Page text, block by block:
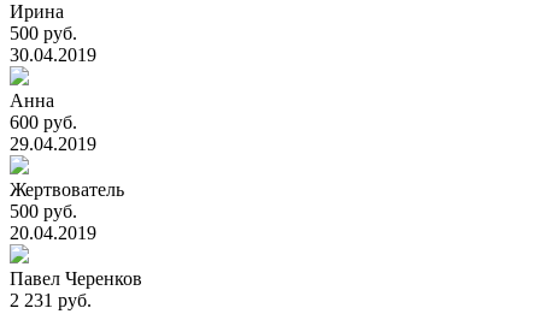
Ирина
500 руб.
30.04.2019
Анна
600 руб.
29.04.2019
Жертвователь
500 руб.
20.04.2019
Павел Черенков
2 231 руб.